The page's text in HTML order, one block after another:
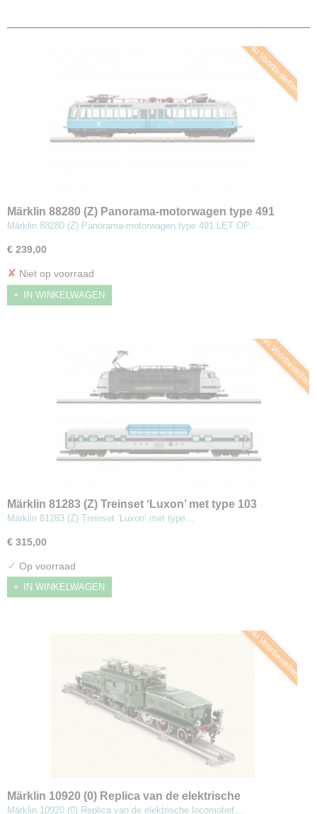
Nu Voorbestellen
Märklin 88280 (Z) Panorama-motorwagen type 491
Märklin 88280 (Z) Panorama-motorwagen type 491 LET OP:…
€ 239,00
✘ Niet op voorraad
IN WINKELWAGEN
Nu Voorbestellen
Märklin 81283 (Z) Treinset ‘Luxon’ met type 103
Märklin 81283 (Z) Treinset ‘Luxon’ met type…
€ 315,00
✓ Op voorraad
IN WINKELWAGEN
Nu Voorbestellen
Märklin 10920 (0) Replica van de elektrische
locomotief CCS 66
Märklin 10920 (0) Replica van de elektrische locomotief…